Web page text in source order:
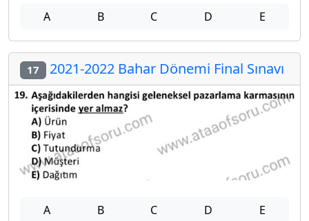
A B C D E
17 2021-2022 Bahar Dönemi Final Sınavı
A B C D E